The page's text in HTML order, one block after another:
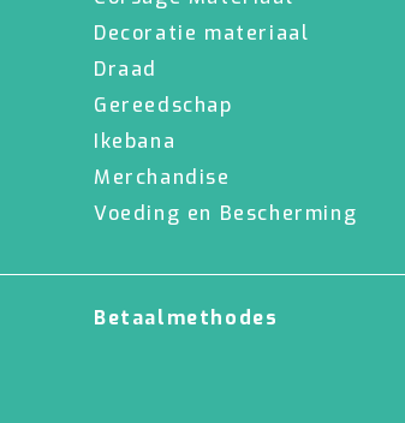
Decoratie materiaal
Draad
Gereedschap
Ikebana
Merchandise
Voeding en Bescherming
Betaalmethodes